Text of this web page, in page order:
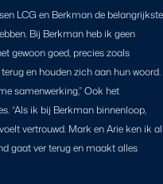
LCG en Berkman de belangrijkste
Bij Berkman heb ik geen
gewoon goed, precies zoals
en houden zich aan hun woord.
samenwerking,” Ook het
“Als ik bij Berkman binnenloop,
vertrouwd. Mark en Arie ken ik al
gaat ver terug en maakt alles